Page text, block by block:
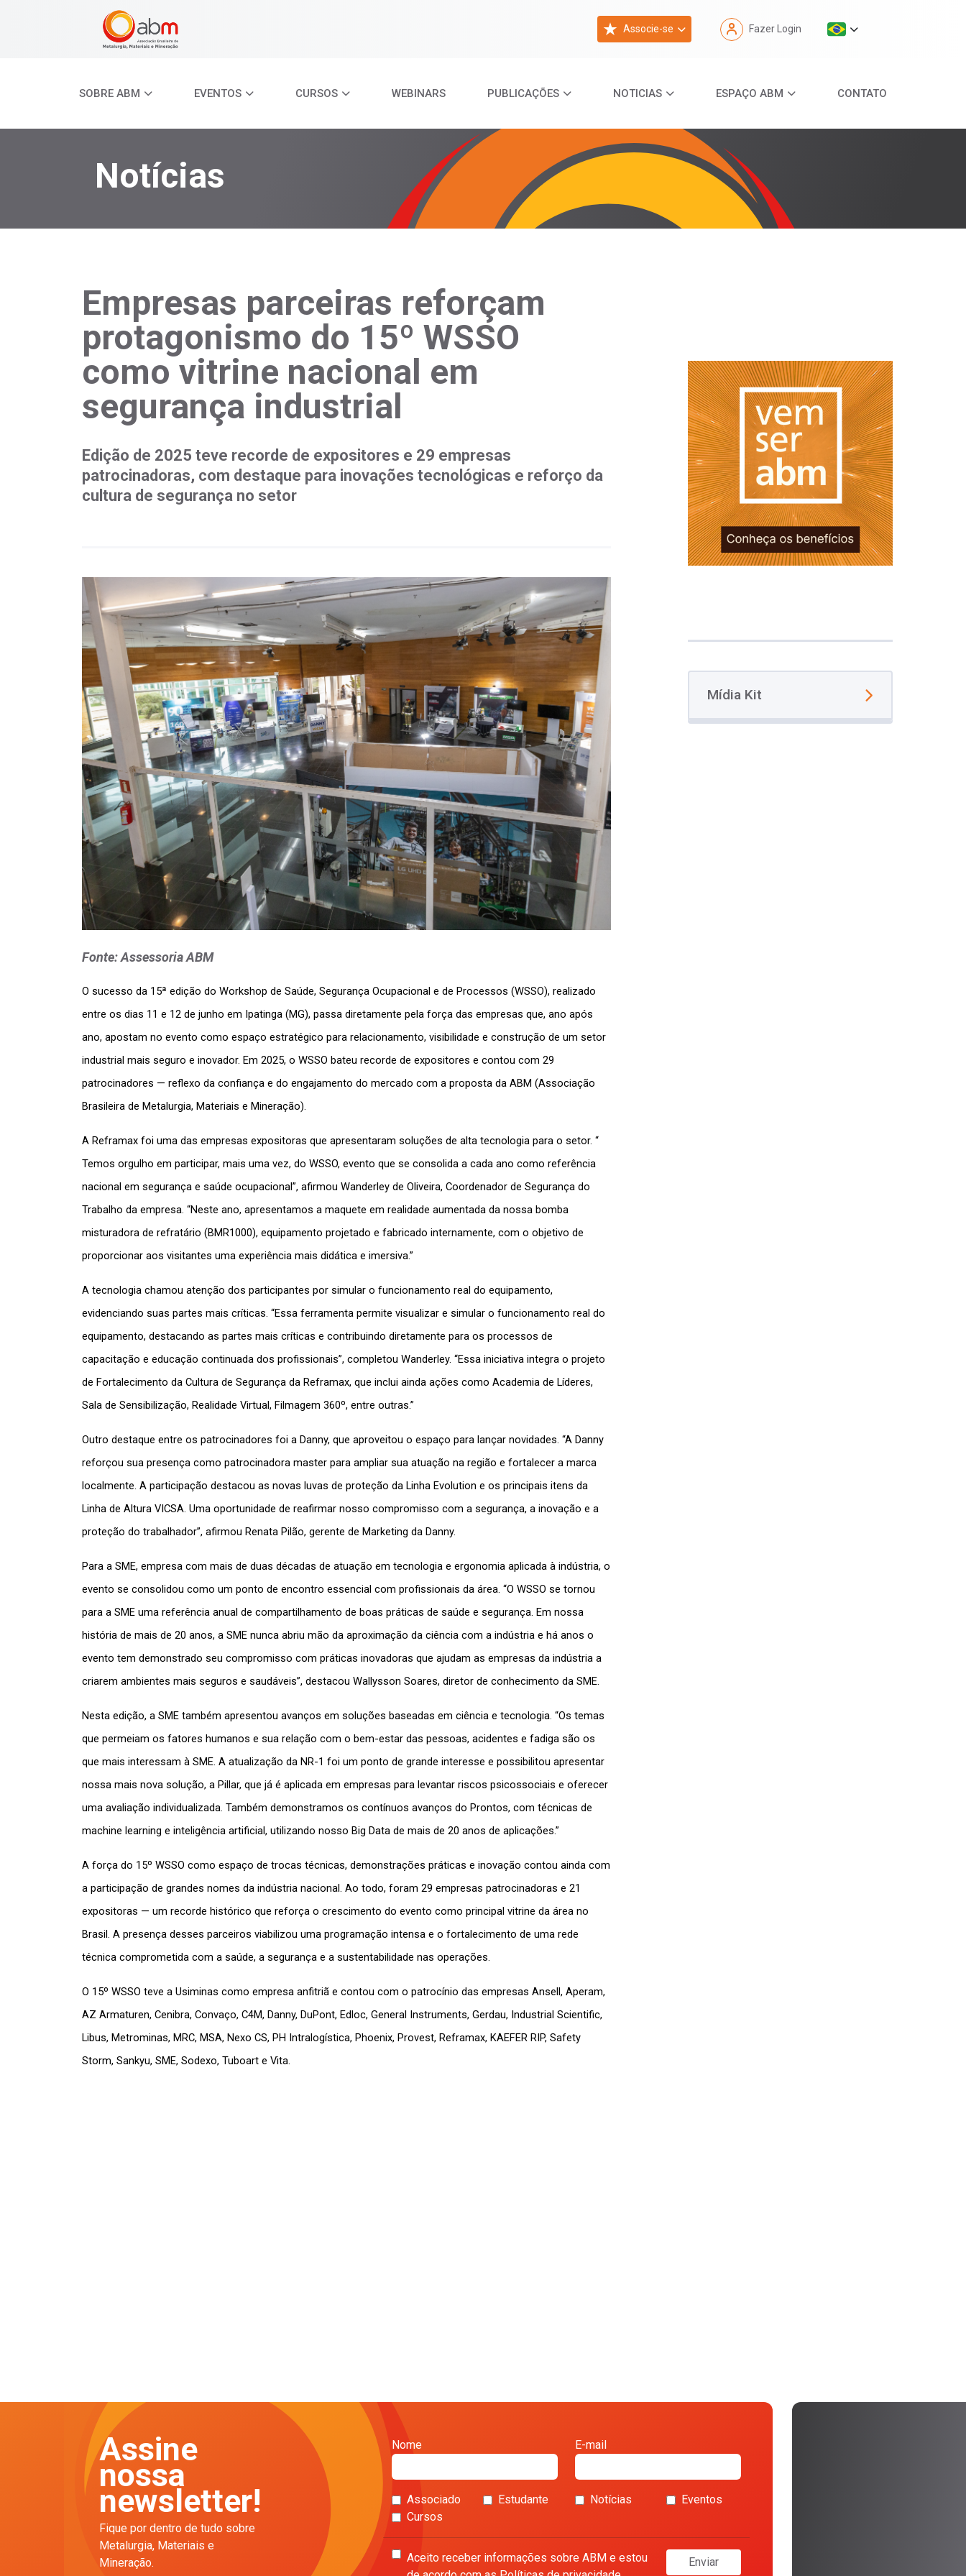
Associe-se Fazer Login
SOBRE ABM EVENTOS CURSOS WEBINARS PUBLICAÇÕES NOTICIAS ESPAÇO ABM CONTATO
Notícias
Empresas parceiras reforçam
protagonismo do 15º WSSO
como vitrine nacional em
segurança industrial
Edição de 2025 teve recorde de expositores e 29 empresas
patrocinadoras, com destaque para inovações tecnológicas e reforço da
cultura de segurança no setor
Fonte: Assessoria ABM
O sucesso da 15ª edição do Workshop de Saúde, Segurança Ocupacional e de Processos (WSSO), realizado
entre os dias 11 e 12 de junho em Ipatinga (MG), passa diretamente pela força das empresas que, ano após
ano, apostam no evento como espaço estratégico para relacionamento, visibilidade e construção de um setor
industrial mais seguro e inovador. Em 2025, o WSSO bateu recorde de expositores e contou com 29
patrocinadores — reflexo da confiança e do engajamento do mercado com a proposta da ABM (Associação
Brasileira de Metalurgia, Materiais e Mineração).
A Reframax foi uma das empresas expositoras que apresentaram soluções de alta tecnologia para o setor. “
Temos orgulho em participar, mais uma vez, do WSSO, evento que se consolida a cada ano como referência
nacional em segurança e saúde ocupacional”, afirmou Wanderley de Oliveira, Coordenador de Segurança do
Trabalho da empresa. “Neste ano, apresentamos a maquete em realidade aumentada da nossa bomba
misturadora de refratário (BMR1000), equipamento projetado e fabricado internamente, com o objetivo de
proporcionar aos visitantes uma experiência mais didática e imersiva.”
A tecnologia chamou atenção dos participantes por simular o funcionamento real do equipamento,
evidenciando suas partes mais críticas. “Essa ferramenta permite visualizar e simular o funcionamento real do
equipamento, destacando as partes mais críticas e contribuindo diretamente para os processos de
capacitação e educação continuada dos profissionais”, completou Wanderley. “Essa iniciativa integra o projeto
de Fortalecimento da Cultura de Segurança da Reframax, que inclui ainda ações como Academia de Líderes,
Sala de Sensibilização, Realidade Virtual, Filmagem 360º, entre outras.”
Outro destaque entre os patrocinadores foi a Danny, que aproveitou o espaço para lançar novidades. “A Danny
reforçou sua presença como patrocinadora master para ampliar sua atuação na região e fortalecer a marca
localmente. A participação destacou as novas luvas de proteção da Linha Evolution e os principais itens da
Linha de Altura VICSA. Uma oportunidade de reafirmar nosso compromisso com a segurança, a inovação e a
proteção do trabalhador”, afirmou Renata Pilão, gerente de Marketing da Danny.
Para a SME, empresa com mais de duas décadas de atuação em tecnologia e ergonomia aplicada à indústria, o
evento se consolidou como um ponto de encontro essencial com profissionais da área. “O WSSO se tornou
para a SME uma referência anual de compartilhamento de boas práticas de saúde e segurança. Em nossa
história de mais de 20 anos, a SME nunca abriu mão da aproximação da ciência com a indústria e há anos o
evento tem demonstrado seu compromisso com práticas inovadoras que ajudam as empresas da indústria a
criarem ambientes mais seguros e saudáveis”, destacou Wallysson Soares, diretor de conhecimento da SME.
Nesta edição, a SME também apresentou avanços em soluções baseadas em ciência e tecnologia. “Os temas
que permeiam os fatores humanos e sua relação com o bem-estar das pessoas, acidentes e fadiga são os
que mais interessam à SME. A atualização da NR-1 foi um ponto de grande interesse e possibilitou apresentar
nossa mais nova solução, a Pillar, que já é aplicada em empresas para levantar riscos psicossociais e oferecer
uma avaliação individualizada. Também demonstramos os contínuos avanços do Prontos, com técnicas de
machine learning e inteligência artificial, utilizando nosso Big Data de mais de 20 anos de aplicações.”
A força do 15º WSSO como espaço de trocas técnicas, demonstrações práticas e inovação contou ainda com
a participação de grandes nomes da indústria nacional. Ao todo, foram 29 empresas patrocinadoras e 21
expositoras — um recorde histórico que reforça o crescimento do evento como principal vitrine da área no
Brasil. A presença desses parceiros viabilizou uma programação intensa e o fortalecimento de uma rede
técnica comprometida com a saúde, a segurança e a sustentabilidade nas operações.
O 15º WSSO teve a Usiminas como empresa anfitriã e contou com o patrocínio das empresas Ansell, Aperam,
AZ Armaturen, Cenibra, Convaço, C4M, Danny, DuPont, Edloc, General Instruments, Gerdau, Industrial Scientific,
Libus, Metrominas, MRC, MSA, Nexo CS, PH Intralogística, Phoenix, Provest, Reframax, KAEFER RIP, Safety
Storm, Sankyu, SME, Sodexo, Tuboart e Vita.
Mídia Kit
Assine
nossa
newsletter!
Fique por dentro de tudo sobre
Metalurgia, Materiais e
Mineração.
Nome E-mail
Associado Estudante Notícias
Eventos
Cursos
Aceito receber informações sobre ABM e estou
Enviar